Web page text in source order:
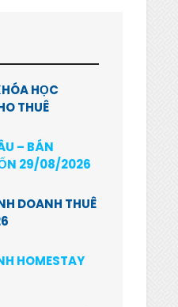
HỌC
THUÊ
– BÁN
29/08/2026
DOANH THUÊ
HOMESTAY